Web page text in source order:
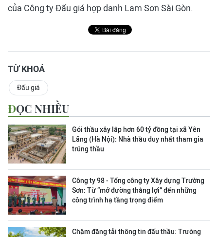
của Công ty Đấu giá hợp danh Lam Sơn Sài Gòn.
TỪ KHOÁ
Đấu giá
ĐỌC NHIỀU
Gói thầu xây lắp hơn 60 tỷ đồng tại xã Yên
Lãng (Hà Nội): Nhà thầu duy nhất tham gia
trúng thầu
Công ty 98 - Tổng công ty Xây dựng Trường
Sơn: Từ “mở đường thắng lợi” đến những
công trình hạ tầng trọng điểm
Chậm đăng tải thông tin đấu thầu: Trường